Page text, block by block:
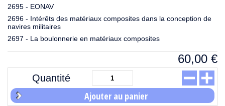
2695 - EONAV
2696 - Intérêts des matériaux composites dans la conception de
navires militaires
2697 - La boulonnerie en matériaux composites
60,00 €
Quantité
Ajouter au panier